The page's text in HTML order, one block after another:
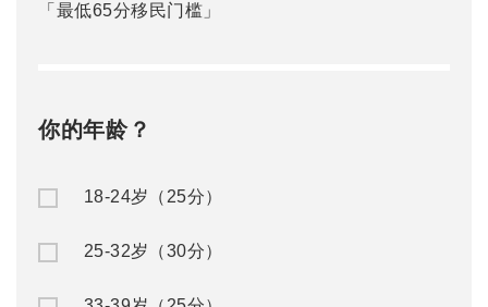
「最低65分移民门槛」
你的年龄？
18-24岁（25分）
25-32岁（30分）